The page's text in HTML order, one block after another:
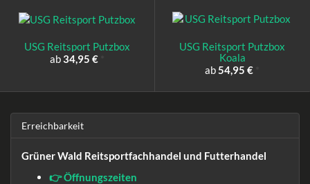
USG Reitsport Putzbox
ab34,95 €
USG Reitsport Putzbox
Koala
ab54,95 €
Erreichbarkeit
Grüner Wald Reitsportfachhandel und Futterhandel
👉 Öffnungszeiten